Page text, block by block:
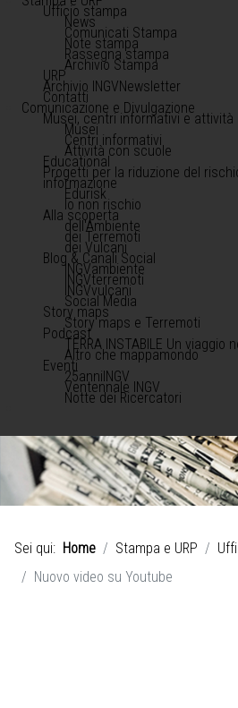
Ufficio stampa
News
Comunicati Stampa
Note stampa
Rassegna stampa
Archivio Stampa
URP
Archivio INGVNewsletter
Contatti
Comunicazione e Divulgazione
Musei, centri informativi e attività
Musei
Centri informativi
Attività con scuole
Educational
Progetti per la riduzione del
informazione
Edurisk
Io non rischio
Alla scoperta
dell'Ambiente
dei Terremoti
dei Vulcani
Blog & Canali Social
INGVambiente
INGVterremoti
INGVvulcani
Social Media
Story maps
Story maps e Terremoti
Podcast
TERRA INSTABILE Un
Altro che mappamondo
Eventi
25anniINGV
Ventennale INGV
Notte dei Ricercatori
Sei qui: Home Stampa e URP
Nuovo video su Youtube